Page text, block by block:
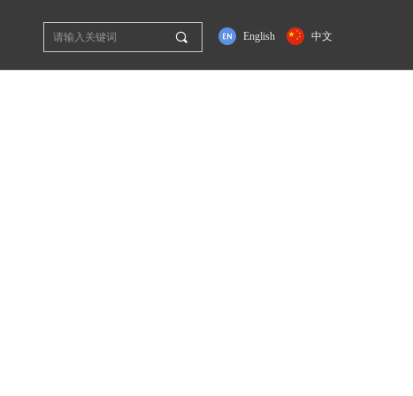
English 中文
끠